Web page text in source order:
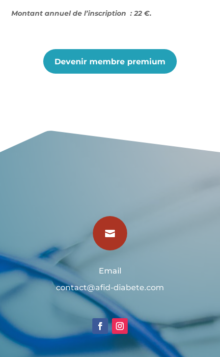
Montant annuel de l’inscription : 22 €.
Devenir membre premium

Email
contact@afid-diabete.com